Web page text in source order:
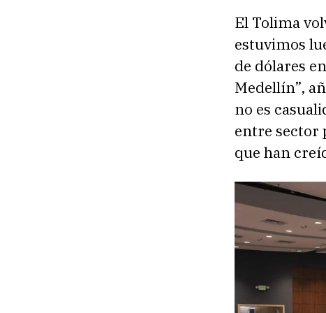
El Tolima
estuvimos
de dólares
Medellín”,
no es
entre sector
que han